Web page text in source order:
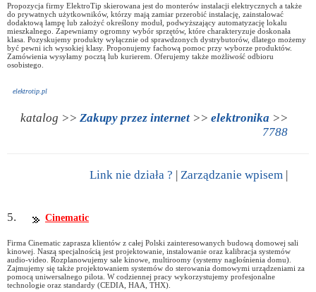
Propozycja firmy ElektroTip skierowana jest do monterów instalacji elektrycznych a także
do prywatnych użytkowników, którzy mają zamiar przerobić instalację, zainstalować
dodaktową lampę lub założyć określony moduł, podwyższający automatyzację lokalu
mieszkalnego. Zapewniamy ogromny wybór sprzętów, które charakteryzuje doskonała
klasa. Pozyskujemy produkty wyłącznie od sprawdzonych dystrybutorów, dlatego możemy
być pewni ich wysokiej klasy. Proponujemy fachową pomoc przy wyborze produktów.
Zamówienia wysyłamy pocztą lub kurierem. Oferujemy także możliwość odbioru
osobistego.
elektrotip.pl
katalog >> Zakupy przez internet >> elektronika >>
7788
Link nie działa ? | Zarządzanie wpisem |
5. Cinematic
Firma Cinematic zaprasza klientów z całej Polski zainteresowanych budową domowej sali
kinowej. Naszą specjalnością jest projektowanie, instalowanie oraz kalibracja systemów
audio-video. Rozplanowujemy sale kinowe, multiroomy (systemy nagłośnienia domu).
Zajmujemy się także projektowaniem systemów do sterowania domowymi urządzeniami za
pomocą uniwersalnego pilota. W codziennej pracy wykorzystujemy profesjonalne
technologie oraz standardy (CEDIA, HAA, THX).